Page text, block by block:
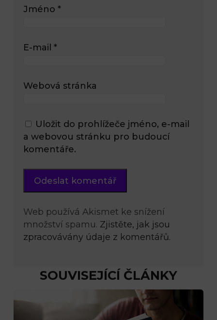
Jméno *
E-mail *
Webová stránka
Uložit do prohlížeče jméno, e-mail
a webovou stránku pro budoucí
komentáře.
Web používá Akismet ke snížení
množství spamu. Zjistěte, jak jsou
zpracovávány údaje z komentářů.
SOUVISEJÍCÍ ČLÁNKY